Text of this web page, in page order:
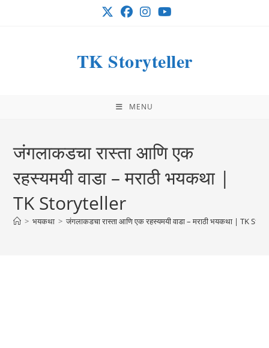
TK Storyteller
MENU
जंगलाकडचा रास्ता आणि एक
रहस्यमयी वाडा – मराठी भयकथा |
TK Storyteller
> भयकथा > जंगलाकडचा रास्ता आणि एक रहस्यमयी वाडा – मराठी भयकथा | TK